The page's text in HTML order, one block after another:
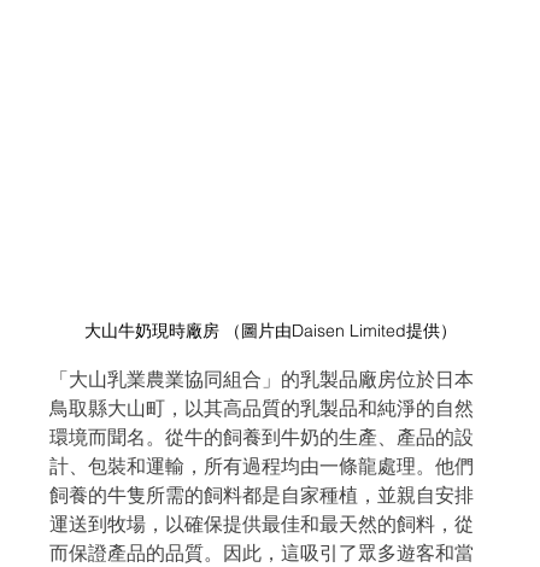
大山牛奶現時廠房 （圖片由Daisen Limited提供）
「大山乳業農業協同組合」的乳製品廠房位於日本
鳥取縣大山町，以其高品質的乳製品和純淨的自然
環境而聞名。從牛的飼養到牛奶的生產、產品的設
計、包裝和運輸，所有過程均由一條龍處理。他們
飼養的牛隻所需的飼料都是自家種植，並親自安排
運送到牧場，以確保提供最佳和最天然的飼料，從
而保證產品的品質。因此，這吸引了眾多遊客和當